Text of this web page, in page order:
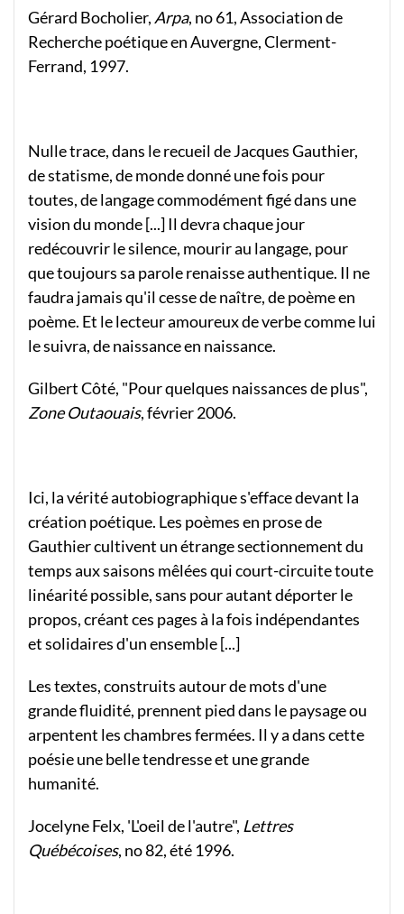
Gérard Bocholier, Arpa, no 61, Association de
Recherche poétique en Auvergne, Clerment-
Ferrand, 1997.
Nulle trace, dans le recueil de Jacques Gauthier,
de statisme, de monde donné une fois pour
toutes, de langage commodément figé dans une
vision du monde [...] Il devra chaque jour
redécouvrir le silence, mourir au langage, pour
que toujours sa parole renaisse authentique. Il ne
faudra jamais qu'il cesse de naître, de poème en
poème. Et le lecteur amoureux de verbe comme lui
le suivra, de naissance en naissance.
Gilbert Côté, "Pour quelques naissances de plus",
Zone Outaouais, février 2006.
Ici, la vérité autobiographique s'efface devant la
création poétique. Les poèmes en prose de
Gauthier cultivent un étrange sectionnement du
temps aux saisons mêlées qui court-circuite toute
linéarité possible, sans pour autant déporter le
propos, créant ces pages à la fois indépendantes
et solidaires d'un ensemble [...]
Les textes, construits autour de mots d'une
grande fluidité, prennent pied dans le paysage ou
arpentent les chambres fermées. Il y a dans cette
poésie une belle tendresse et une grande
humanité.
Jocelyne Felx, 'L'oeil de l'autre", Lettres
Québécoises, no 82, été 1996.